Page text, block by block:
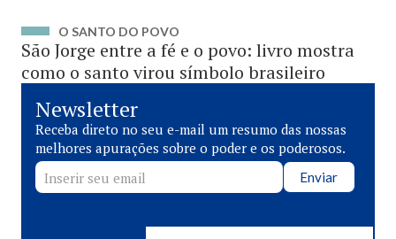
O SANTO DO POVO
São Jorge entre a fé e o povo: livro mostra
como o santo virou símbolo brasileiro
Newsletter
Receba direto no seu e-mail um resumo das nossas
melhores apurações sobre o poder e os poderosos.
Enviar